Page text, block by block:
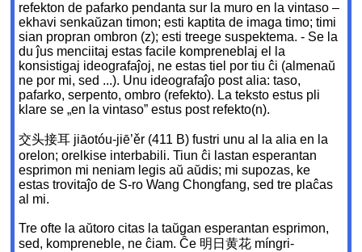
refekton de pafarko pendanta sur la muro en la vintaso –
ekhavi senkaŭzan timon; esti kaptita de imaga timo; timi
sian propran ombron (z); esti treege suspektema. - Se la
du ĵus menciitaj estas facile kompreneblaj el la
konsistigaj ideografaĵoj, ne estas tiel por tiu ĉi (almenaŭ
ne por mi, sed ...). Unu ideografaĵo post alia: taso,
pafarko, serpento, ombro (refekto). La teksto estus pli
klare se „en la vintaso” estus post refekto(n).
交头接耳 jiāotóu-jiē’ěr (411 B) fustri unu al la alia en la
orelon; orelkise interbabili. Tiun ĉi lastan esperantan
esprimon mi neniam legis aŭ aŭdis; mi supozas, ke
estas trovitaĵo de S-ro Wang Chongfang, sed tre plaĉas
al mi.
Tre ofte la aŭtoro citas la taŭgan esperantan esprimon,
sed, kompreneble, ne ĉiam. Ĉe 明日黄花 míngri-